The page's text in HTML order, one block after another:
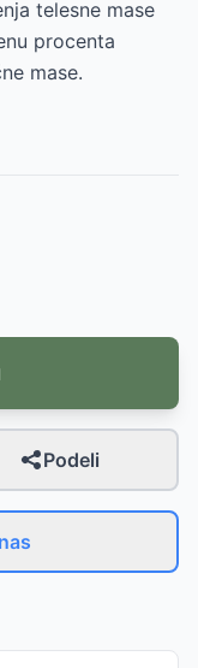
telesne mase
procenta
mase.
Podeli